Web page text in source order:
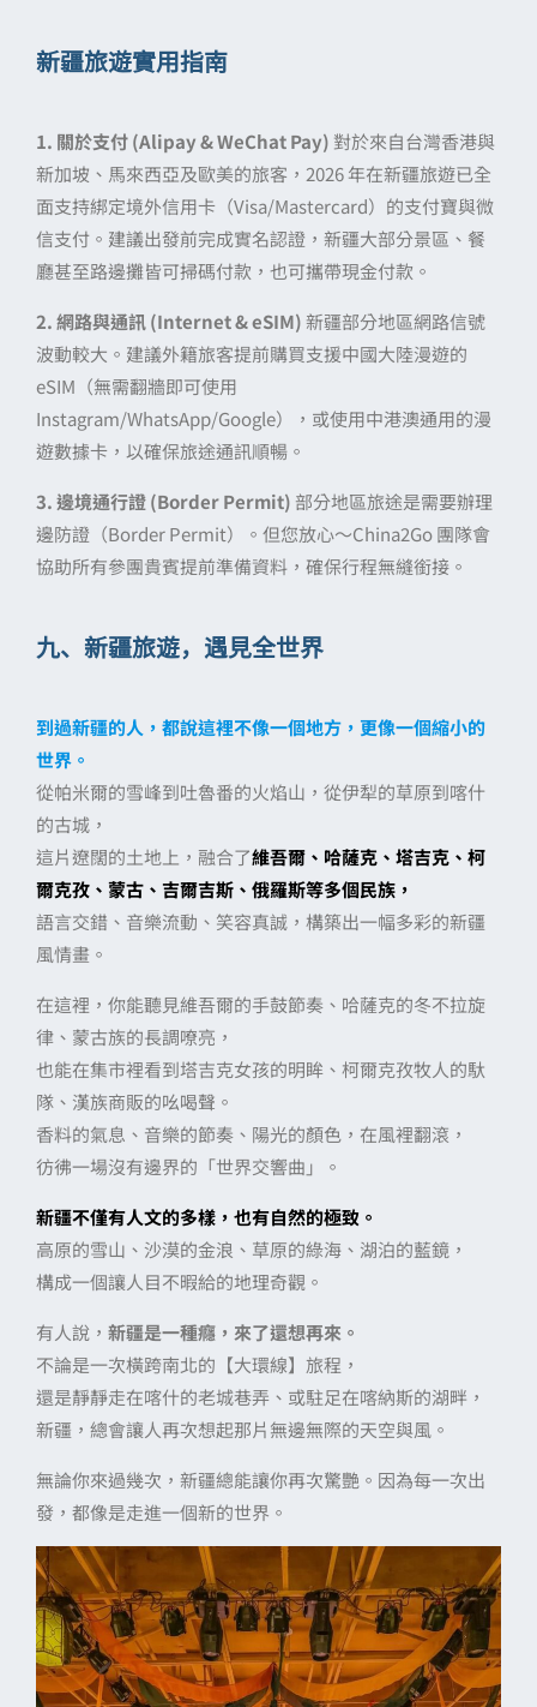
新疆旅遊實用指南
1. 關於支付 (Alipay & WeChat Pay) 對於來自台灣香港與
新加坡、馬來西亞及歐美的旅客，2026 年在新疆旅遊已全
面支持綁定境外信用卡（Visa/Mastercard）的支付寶與微
信支付。建議出發前完成實名認證，新疆大部分景區、餐
廳甚至路邊攤皆可掃碼付款，也可攜帶現金付款。
2. 網路與通訊 (Internet & eSIM)新疆部分地區網路信號
波動較大。建議外籍旅客提前購買支援中國大陸漫遊的
eSIM（無需翻牆即可使用
Instagram/WhatsApp/Google），或使用中港澳通用的漫
遊數據卡，以確保旅途通訊順暢。
3. 邊境通行證 (Border Permit) 部分地區旅途是需要辦理
邊防證（Border Permit）。但您放心～China2Go 團隊會
協助所有參團貴賓提前準備資料，確保行程無縫銜接。
九、新疆旅遊，遇見全世界
到過新疆的人，都說這裡不像一個地方，更像一個縮小的
世界。
從帕米爾的雪峰到吐魯番的火焰山，從伊犁的草原到喀什
的古城，
這片遼闊的土地上，融合了維吾爾、哈薩克、塔吉克、柯
爾克孜、蒙古、吉爾吉斯、俄羅斯等多個民族，
語言交錯、音樂流動、笑容真誠，構築出一幅多彩的新疆
風情畫。
在這裡，你能聽見維吾爾的手鼓節奏、哈薩克的冬不拉旋
律、蒙古族的長調嘹亮，
也能在集市裡看到塔吉克女孩的明眸、柯爾克孜牧人的馱
隊、漢族商販的吆喝聲。
香料的氣息、音樂的節奏、陽光的顏色，在風裡翻滾，
彷彿一場沒有邊界的「世界交響曲」。
新疆不僅有人文的多樣，也有自然的極致。
高原的雪山、沙漠的金浪、草原的綠海、湖泊的藍鏡，
構成一個讓人目不暇給的地理奇觀。
有人說， 新疆是一種癮，來了還想再來。
不論是一次橫跨南北的【大環線】旅程，
還是靜靜走在喀什的老城巷弄、或駐足在喀納斯的湖畔，
新疆，總會讓人再次想起那片無邊無際的天空與風。
無論你來過幾次，新疆總能讓你再次驚艷。因為每一次出
發，都像是走進一個新的世界。